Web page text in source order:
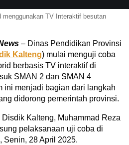
menggunakan TV Interaktif besutan
– Dinas Pendidikan Provinsi
Kalteng) mulai menguji coba
berbasis TV interaktif di
SMAN 2 dan SMAN 4
ini menjadi bagian dari langkah
didorong pemerintah provinsi.
Kalteng, Muhammad Reza
pelaksanaan uji coba di
Senin, 28 April 2025.